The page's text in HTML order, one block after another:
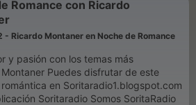
Romance con Ricardo
- Ricardo Montaner en Noche de Romance
y pasión con los temas más
Puedes disfrutar de este
Soritaradio Somos SoritaRadio